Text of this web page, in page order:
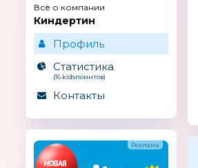
Всё о компании
Киндертин
Профиль
Статистика
(16 kidsпоинтов)
Контакты